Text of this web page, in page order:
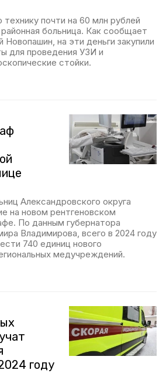
почти на 60 млн рублей
больница. Как сообщает
Новопашин, на эти деньги закупили
для проведения УЗИ и
стойки.
Александровского округа
на новом рентгеновском
По данным губернатора
Владимирова, всего в 2024 году
740 единиц нового
медучреждений.
году